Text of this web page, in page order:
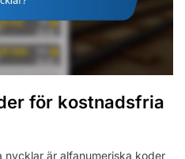
för kostnadsfria
är alfanumeriska koder